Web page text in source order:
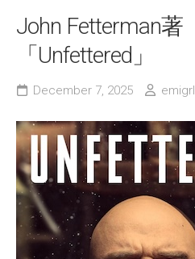
John Fetterman著
「Unfettered」
December 7, 2025 emigrl